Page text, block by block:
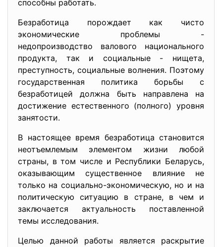
способны работать.
Безработица порождает как чисто
экономические проблемы -
недопроизводство валового национального
продукта, так и социальные - нищета,
преступность, социальные волнения. Поэтому
государственная политика борьбы с
безработицей должна быть направлена на
достижение естественного (полного) уровня
занятости.
В настоящее время безработица становится
неотъемлемым элементом жизни любой
страны, в том числе и Республики Беларусь,
оказывающим существенное влияние не
только на социально-экономическую, но и на
политическую ситуацию в стране, в чем и
заключается актуальность поставленной
темы исследования.
Целью данной работы является раскрытие